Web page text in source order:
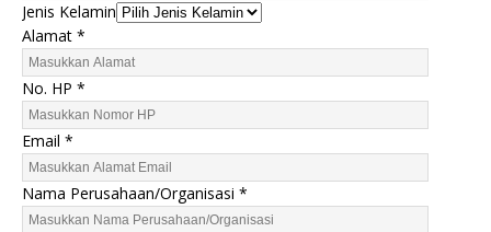
Jenis Kelamin
Alamat *
H
P
E
m
a
i
No. HP *
Email *
Nama Perusahaan/Organisasi *